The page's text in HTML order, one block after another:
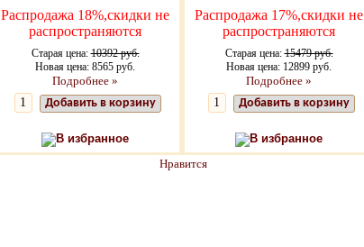
Распродажа 18%,скидки не
распространяются
Старая цена:10392 руб.
Новая цена: 8565 руб.
Подробнее »
Добавить в корзину
В избранное
Распродажа 17%,скидки не
распространяются
Старая цена:15479 руб.
Новая цена: 12899 руб.
Подробнее »
Добавить в корзину
В избранное
Нравится